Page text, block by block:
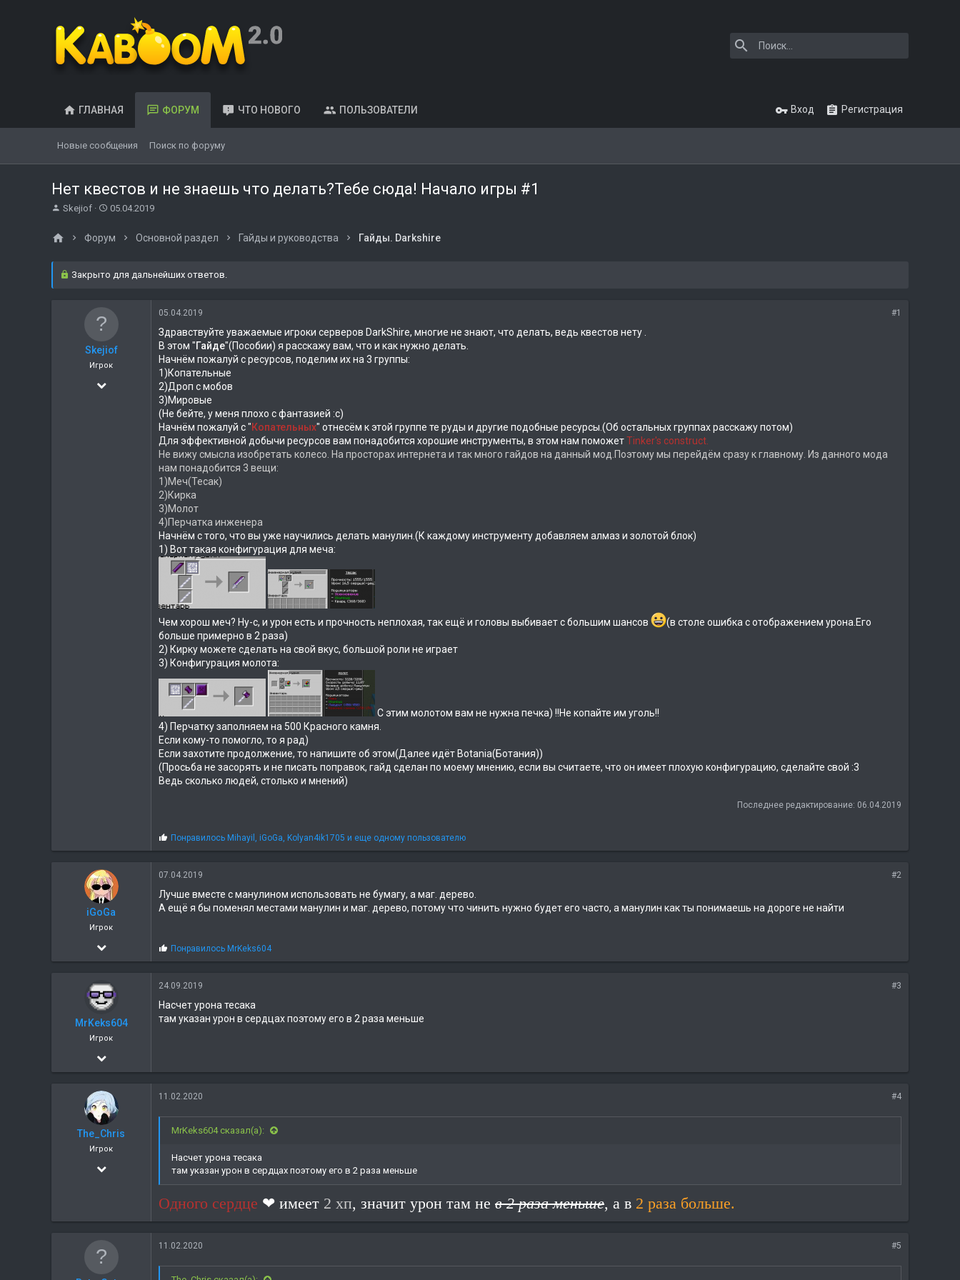
ГЛАВНАЯ ФОРУМ ЧТО НОВОГО ПОЛЬЗОВАТЕЛИ Вход Регистрация
Новые сообщения Поиск по форуму
Нет квестов и не знаешь что делать?Тебе сюда! Начало игры #1
А
т
Skejiof
Д
а
л
05.04.2019
Форум Основной раздел Гайды и руководства Гайды. Darkshire
Закрыто для дальнейших ответов.
Skejiof
Игрок
09.12.2018
05.04.2019 #1
Здравствуйте уважаемые игроки серверов DarkShire, многие не знают, что делать, ведь квестов нету .
В этом "Гайде"(Пособии) я расскажу вам, что и как нужно делать.
Начнём пожалуй с ресурсов, поделим их на 3 группы:
1)Копательные
2)Дроп с мобов
3)Мировые
(Не бейте, у меня плохо с фантазией :c)
Начнём пожалуй с "Копательных" отнесём к этой группе те руды и другие подобные ресурсы.(Об остальных группах расскажу потом)
Для эффективной добычи ресурсов вам понадобится хорошие инструменты, в этом нам поможетTinker's construct.
Не вижу смысла изобретать колесо. На просторах интернета и так много гайдов на данный мод.Поэтому мы перейдём сразу к главному. Из данного мода
нам понадобится 3 вещи:
1)Меч(Тесак)
2)Кирка
3)Молот
4)Перчатка инженера
Начнём с того, что вы уже научились делать манулин.(К каждому инструменту добавляем алмаз и золотой блок)
1) Вот такая конфигурация для меча:
Чем хорош меч? Ну-с, и урон есть и прочность неплохая, так ещё и головы выбивает с большим шансов
(в столе ошибка с отображением урона.Его
больше примерно в 2 раза)
2) Кирку можете сделать на свой вкус, большой роли не играет
3) Конфигурация молота:
С этим молотом вам не нужна печка) !!Не копайте им уголь!!
4) Перчатку заполняем на 500 Красного камня.
Если кому-то помогло, то я рад)
Если захотите продолжение, то напишите об этом(Далее идёт Botania(Ботания))
(Просьба не засорять и не писать поправок, гайд сделан по моему мнению, если вы считаете, что он имеет плохую конфигурацию, сделайте свой :3
Ведь сколько людей, столько и мнений)
Последнее редактирование: 06.04.2019
С
п
т
и
Понравилось Mihayil iGoGa Kolyan4ik1705 и еще одному пользователю
iGoGa
Игрок
18.05.2018
Завтра
07.04.2019 #2
Лучше вместе с манулином использовать не бумагу, а маг. дерево.
А ещё я бы поменял местами манулин и маг. дерево, потому что чинить нужно будет его часто, а манулин как ты понимаешь на дороге не найти
С
п
т
и
Понравилось MrKeks604
MrKeks604
Игрок
22.02.2019
24.09.2019 #3
Насчет урона тесака
там указан урон в сердцах поэтому его в 2 раза меньше
The_Chris
Игрок
20.03.2018
11.02.2020 #4
MrKeks604 сказал(а):
Насчет урона тесака
там указан урон в сердцах поэтому его в 2 раза меньше
Одного сердце ❤ имеет 2 хп, значит урон там не в 2 раза меньше, а в 2 раза больше.
11.02.2020 #5